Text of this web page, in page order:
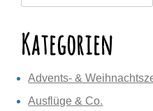
Kategorien
Advents- &
Ausflüge & Co.